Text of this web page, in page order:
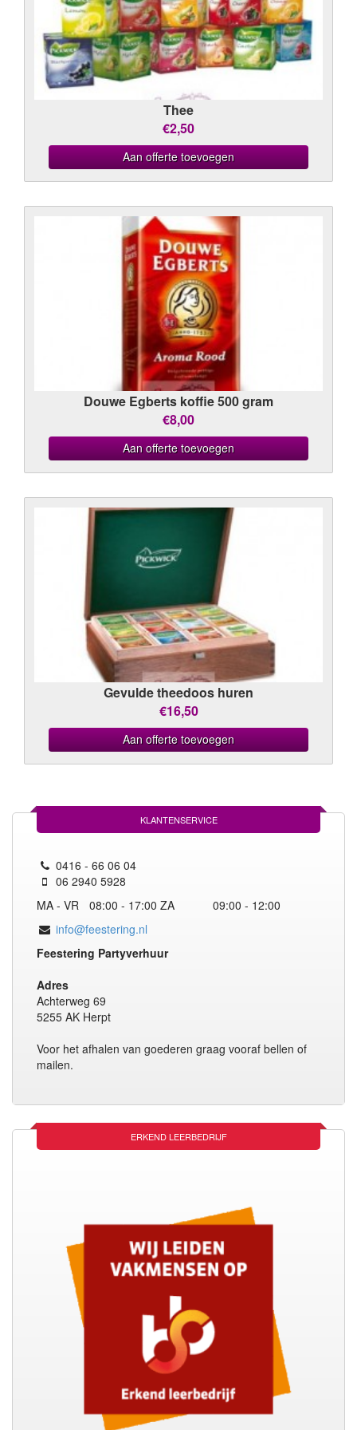
Thee
€2,50
Aan offerte toevoegen
Douwe Egberts koffie 500 gram
€8,00
Aan offerte toevoegen
Gevulde theedoos huren
€16,50
Aan offerte toevoegen
KLANTENSERVICE
0416 - 66 06 04
06 2940 5928
MA - VR
08:00 - 17:00 ZA
09:00 - 12:00
info@feestering.nl
Feestering Partyverhuur
Adres
Achterweg 69
5255 AK Herpt
Voor het afhalen van goederen graag vooraf bellen of
mailen.
ERKEND LEERBEDRIJF